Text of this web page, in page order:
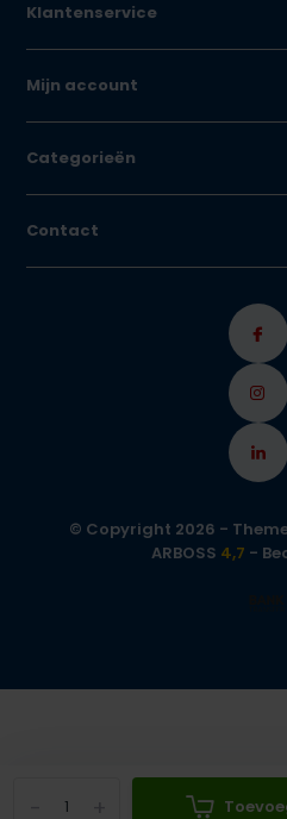
Klantenservice
Mijn account
Categorieën
Contact
© Copyright 2026 -
ARBOSS 4,7 -